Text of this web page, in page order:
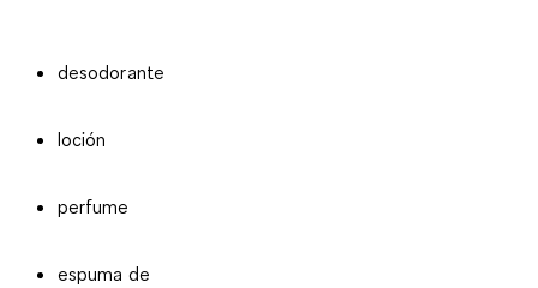
desodorante
loción
perfume
espuma de